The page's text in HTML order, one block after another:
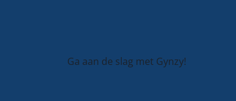
Ga aan de slag met Gynzy!